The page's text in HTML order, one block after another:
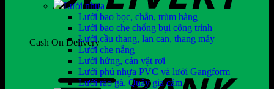
Cash On Delivery
Lưới nhựa
Lưới bao bọc, chắn, trùm hàng
Lưới bao che chống bụi công trình
Lưới cầu thang, lan can, thang máy
Lưới che nắng
Lưới hứng, cản vật rơi
Lưới phủ nhựa PVC và lưới Gangform
Lưới rào gà. Quây gia cầm